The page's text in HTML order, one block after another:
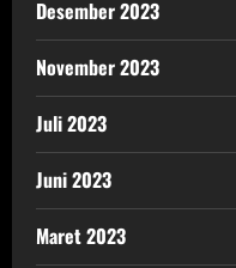
Desember 2023
November 2023
Juli 2023
Juni 2023
Maret 2023